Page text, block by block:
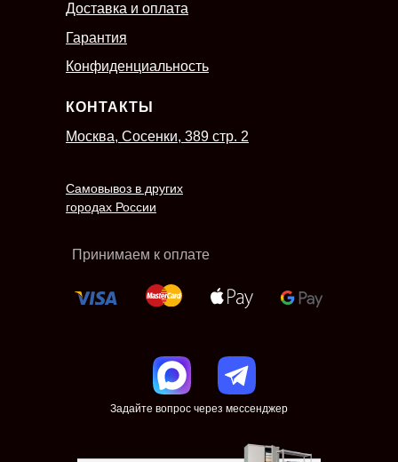
Гарантия
Конфиденциальность
КОНТАКТЫ
Самовывоз в других
городах России
Принимаем к оплате
Москва, Сосенки, 389 стр. 2
Доставка и оплата
Задайте вопрос через мессенджер